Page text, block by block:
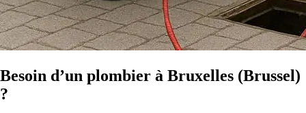
Besoin d’un plombier à Bruxelles (Brussel)
?